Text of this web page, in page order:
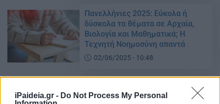
iPaideia.gr - Do Not Process My Personal
Πανελλήνιες 2025: Εύκολα ή
δύσκολα τα θέματα σε Αρχαία,
Βιολογία και Μαθηματικά; Η
Τεχνητή Νοημοσύνη απαντά
02/06/2025 - 10:48
Πανελλήνιες 2025: Αυτά είναι τα